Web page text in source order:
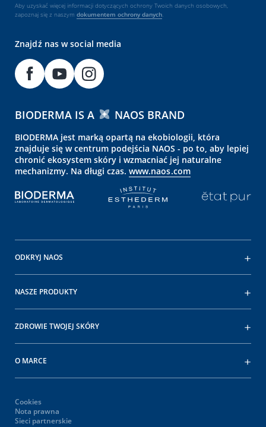
Aby uzyskać więcej informacji dotyczących ochrony Twoich danych osobowych,
zapoznaj się z naszym dokumentem ochrony danych.
Znajdź nas w social media
BIODERMA IS A NAOS BRAND
BIODERMA jest marką opartą na ekobiologii, która
znajduje się w centrum podejścia NAOS - po to, aby lepiej
chronić ekosystem skóry i wzmacniać jej naturalne
mechanizmy. Na długi czas. www.naos.com
ODKRYJ NAOS
NASZE PRODUKTY
ZDROWIE TWOJEJ SKÓRY
O MARCE
Cookies
Nota prawna
Sieci partnerskie